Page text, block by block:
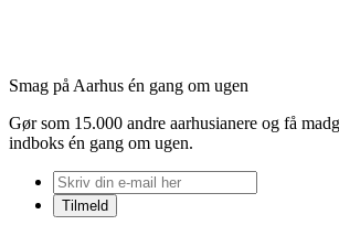
Smag på Aarhus én gang om ugen
Gør som 15.000 andre aarhusianere og få
indboks én gang om ugen.